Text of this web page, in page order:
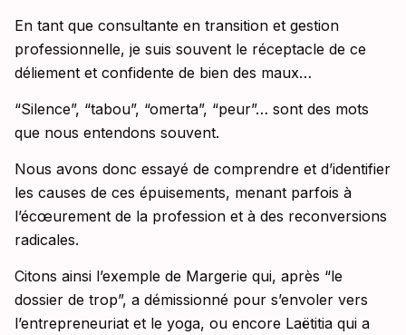
En tant que consultante en transition et gestion
professionnelle, je suis souvent le réceptacle de ce
déliement et confidente de bien des maux…
“Silence”, “tabou”, “omerta”, “peur”… sont des mots
que nous entendons souvent.
Nous avons donc essayé de comprendre et d’identifier
les causes de ces épuisements, menant parfois à
l’écœurement de la profession et à des reconversions
radicales.
Citons ainsi l’exemple de Margerie qui, après “le
dossier de trop”, a démissionné pour s’envoler vers
l’entrepreneuriat et le yoga, ou encore Laëtitia qui a